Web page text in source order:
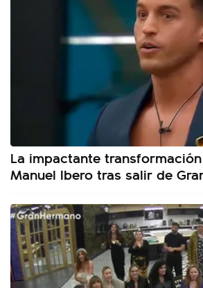
La impactante
Manuel Ibero tras salir de